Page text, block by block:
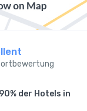
der Hotels in